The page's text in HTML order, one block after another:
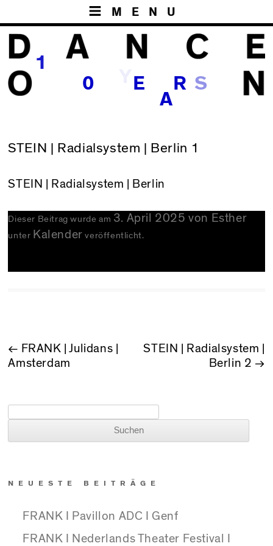
MENU
1
0 E
A
R
STEIN | Radialsystem | Berlin 1
STEIN | Radialsystem | Berlin
Dieser Beitrag wurde am 3. April 2025 von Esther
unter Kalender veröffentlicht.
BEITRAGSNAVIGATION
← FRANK | Julidans |
Amsterdam
STEIN | Radialsystem |
Berlin 2 →
NEUESTE BEITRÄGE
FRANK I Pavillon ADC I Genf
FRANK I Nederlands Theater Festival I